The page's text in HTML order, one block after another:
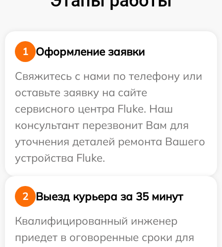
1
Оформление заявки
Свяжитесь с нами по телефону или
оставьте заявку на сайте
сервисного центра Fluke. Наш
консультант перезвонит Вам для
уточнения деталей ремонта Вашего
устройства Fluke.
2
Выезд курьера за 35 минут
Квалифицированный инженер
приедет в оговоренные сроки для